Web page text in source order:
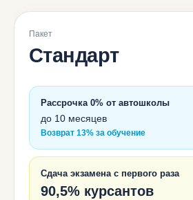
Пакет
Стандарт
Рассрочка 0% от автошколы
до 10 месяцев
Возврат 13% за обучение
Сдача экзамена с первого раза
90,5% курсантов